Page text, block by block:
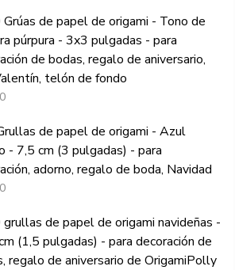
de papel de origami - Tono de
púrpura - 3x3 pulgadas - para
de bodas, regalo de aniversario,
telón de fondo
de papel de origami - Azul
- 7,5 cm (3 pulgadas) - para
adorno, regalo de boda, Navidad
de papel de origami navideñas -
(1,5 pulgadas) - para decoración de
regalo de aniversario de OrigamiPolly